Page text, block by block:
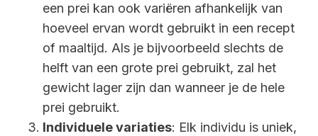
een prei kan ook variëren afhankelijk van
hoeveel ervan wordt gebruikt in een recept
of maaltijd. Als je bijvoorbeeld slechts de
helft van een grote prei gebruikt, zal het
gewicht lager zijn dan wanneer je de hele
prei gebruikt.
Individuele variaties: Elk individu is uniek,